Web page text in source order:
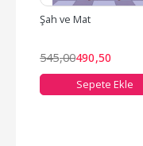
Şah ve Mat
545,00490,50
Sepete Ekle